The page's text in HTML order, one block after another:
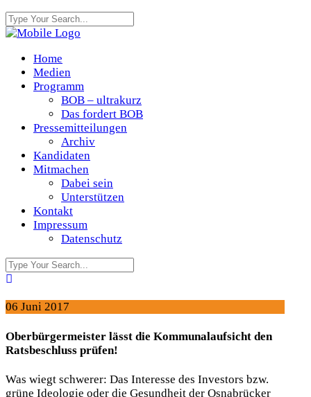
Home
Medien
Programm
BOB – ultrakurz
Das fordert BOB
Pressemitteilungen
Archiv
Kandidaten
Mitmachen
Dabei sein
Unterstützen
Kontakt
Impressum
Datenschutz
06 Juni 2017
Oberbürgermeister lässt die Kommunalaufsicht den
Ratsbeschluss prüfen!
Was wiegt schwerer: Das Interesse des Investors bzw.
grüne Ideologie oder die Gesundheit der Osnabrücker